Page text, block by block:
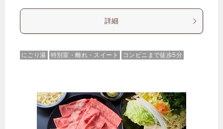
詳細
にごり湯 特別室・離れ・スイート コンビニまで徒歩5分